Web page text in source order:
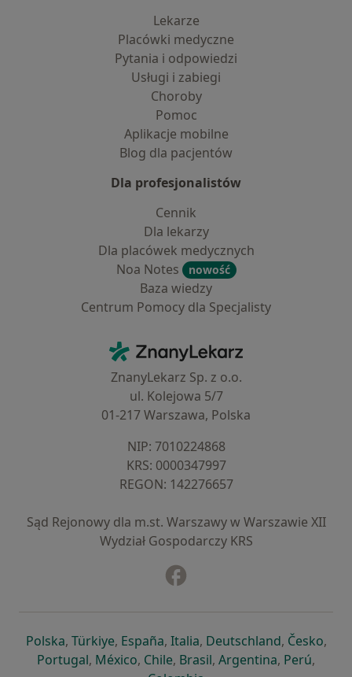
Lekarze
Placówki medyczne
Pytania i odpowiedzi
Usługi i zabiegi
Choroby
Pomoc
Aplikacje mobilne
Blog dla pacjentów
Dla profesjonalistów
Cennik
Dla lekarzy
Dla placówek medycznych
Noa Notes
nowość
Baza wiedzy
Centrum Pomocy dla Specjalisty
ZnanyLekarz - Strona główna
ZnanyLekarz Sp. z o.o.
ul. Kolejowa 5/7
01-217 Warszawa, Polska
NIP: ⁠7010224868
KRS: ⁠0000347997
REGON: ⁠142276657
Sąd Rejonowy dla m.st. Warszawy w Warszawie XII
Wydział Gospodarczy KRS
Polskaotwiera się w nowej karcie
, Türkiyeotwiera się w nowej karcie
, Españaotwiera się w nowej karcie
, Italiaotwiera się w nowej
, Deutschlandotwiera się
, Česko,
Portugalotwiera się w nowej karcie
, Méxicootwiera się w nowej karcie
, Chileotwiera się w nowej karcie
, Brasilotwiera się w nowej
, Argentinaotwiera się
, Perú,